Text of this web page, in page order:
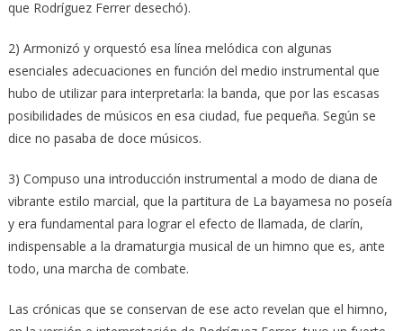
que Rodríguez Ferrer desechó).
2) Armonizó y orquestó esa línea melódica con algunas
esenciales adecuaciones en función del medio instrumental que
hubo de utilizar para interpretarla: la banda, que por las escasas
posibilidades de músicos en esa ciudad, fue pequeña. Según se
dice no pasaba de doce músicos.
3) Compuso una introducción instrumental a modo de diana de
vibrante estilo marcial, que la partitura de La bayamesa no poseía
y era fundamental para lograr el efecto de llamada, de clarín,
indispensable a la dramaturgia musical de un himno que es, ante
todo, una marcha de combate.
Las crónicas que se conservan de ese acto revelan que el himno,